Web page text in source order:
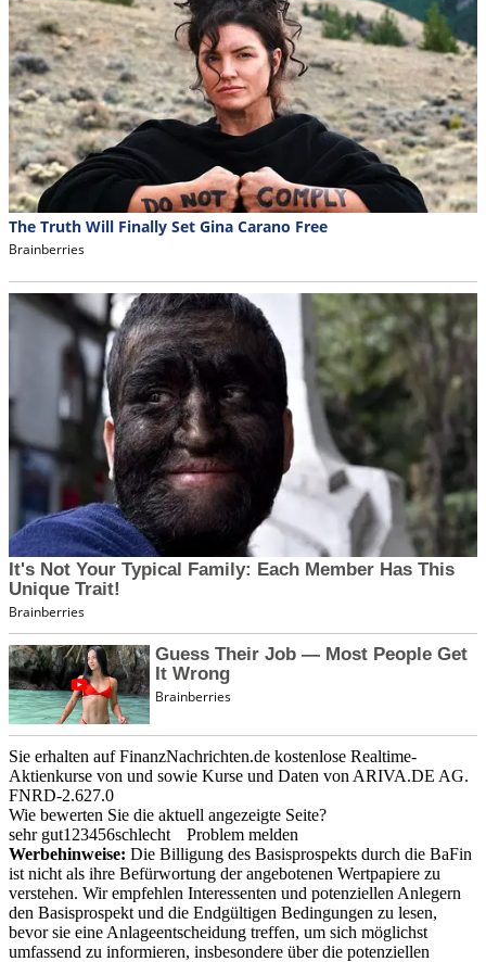
Sie erhalten auf FinanzNachrichten.de kostenlose Realtime-
Aktienkurse von und sowie Kurse und Daten von ARIVA.DE AG.
FNRD-2.627.0
Wie bewerten Sie die aktuell angezeigte Seite?
sehr gut1 23456schlecht
Problem melden
Werbehinweise: Die Billigung des Basisprospekts durch die BaFin
ist nicht als ihre Befürwortung der angebotenen Wertpapiere zu
verstehen. Wir empfehlen Interessenten und potenziellen Anlegern
den Basisprospekt und die Endgültigen Bedingungen zu lesen,
bevor sie eine Anlageentscheidung treffen, um sich möglichst
umfassend zu informieren, insbesondere über die potenziellen